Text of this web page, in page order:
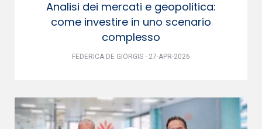
Analisi dei mercati e geopolitica:
come investire in uno scenario
complesso
FEDERICA DE GIORGIS - 27-APR-2026